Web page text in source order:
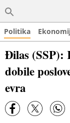
Politika
Đilas (SSP):
dobile
evra